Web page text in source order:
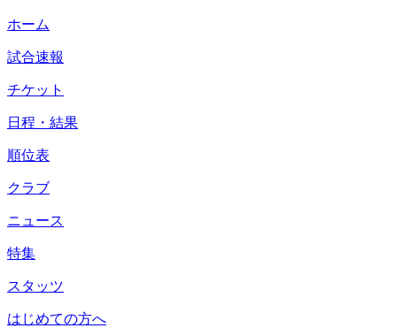
ホーム
試合速報
チケット
日程・結果
順位表
クラブ
ニュース
特集
スタッツ
はじめての方へ